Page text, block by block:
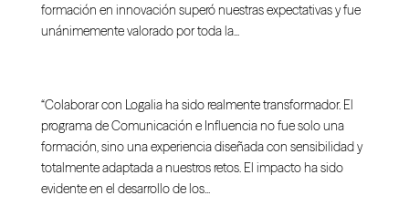
formación en innovación superó nuestras expectativas y fue
unánimemente valorado por toda la...
“Colaborar con Logalia ha sido realmente transformador. El
programa de Comunicación e Influencia no fue solo una
formación, sino una experiencia diseñada con sensibilidad y
totalmente adaptada a nuestros retos. El impacto ha sido
evidente en el desarrollo de los...